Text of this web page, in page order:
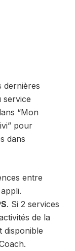
dernières
service
“Mon
pour
dans
entre
. Si 2 services
de la
disponible